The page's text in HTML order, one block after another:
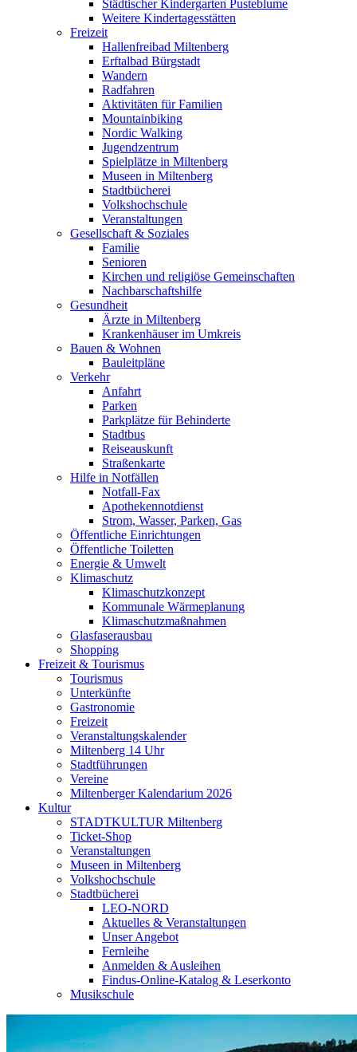
Städtischer Kindergarten Pusteblume
Weitere Kindertagesstätten
Freizeit
Hallenfreibad Miltenberg
Erftalbad Bürgstadt
Wandern
Radfahren
Aktivitäten für Familien
Mountainbiking
Nordic Walking
Jugendzentrum
Spielplätze in Miltenberg
Museen in Miltenberg
Stadtbücherei
Volkshochschule
Veranstaltungen
Gesellschaft & Soziales
Familie
Senioren
Kirchen und religiöse Gemeinschaften
Nachbarschaftshilfe
Gesundheit
Ärzte in Miltenberg
Krankenhäuser im Umkreis
Bauen & Wohnen
Bauleitpläne
Verkehr
Anfahrt
Parken
Parkplätze für Behinderte
Stadtbus
Reiseauskunft
Straßenkarte
Hilfe in Notfällen
Notfall-Fax
Apothekennotdienst
Strom, Wasser, Parken, Gas
Öffentliche Einrichtungen
Öffentliche Toiletten
Energie & Umwelt
Klimaschutz
Klimaschutzkonzept
Kommunale Wärmeplanung
Klimaschutzmaßnahmen
Glasfaserausbau
Shopping
Freizeit & Tourismus
Tourismus
Unterkünfte
Gastronomie
Freizeit
Veranstaltungskalender
Miltenberg 14 Uhr
Stadtführungen
Vereine
Miltenberger Kalendarium 2026
Kultur
STADTKULTUR Miltenberg
Ticket-Shop
Veranstaltungen
Museen in Miltenberg
Volkshochschule
Stadtbücherei
LEO-NORD
Aktuelles & Veranstaltungen
Unser Angebot
Fernleihe
Anmelden & Ausleihen
Findus-Online-Katalog & Leserkonto
Musikschule